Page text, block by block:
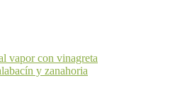
vapor con vinagreta
y zanahoria